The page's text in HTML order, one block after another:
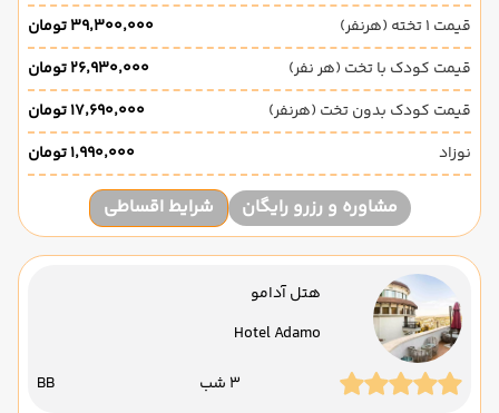
قیمت 1 تخته (هرنفر)
۳۹٬۳۰۰٬۰۰۰ تومان
قیمت کودک با تخت (هر نفر)
۲۶٬۹۳۰٬۰۰۰ تومان
قیمت کودک بدون تخت (هرنفر)
۱۷٬۶۹۰٬۰۰۰ تومان
نوزاد
۱٬۹۹۰٬۰۰۰ تومان
مشاوره و رزرو رایگان شرایط اقساطی
هتل آدامو
Hotel Adamo
3 شب BB